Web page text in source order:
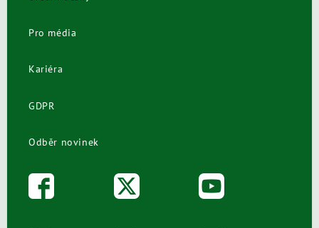
Pro média
Kariéra
GDPR
Odběr novinek